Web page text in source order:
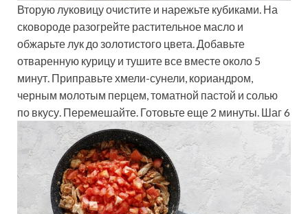
Вторую луковицу очистите и нарежьте кубиками. На
сковороде разогрейте растительное масло и
обжарьте лук до золотистого цвета. Добавьте
отваренную курицу и тушите все вместе около 5
минут. Приправьте хмели-сунели, кориандром,
черным молотым перцем, томатной пастой и солью
по вкусу. Перемешайте. Готовьте еще 2 минуты. Шаг 6